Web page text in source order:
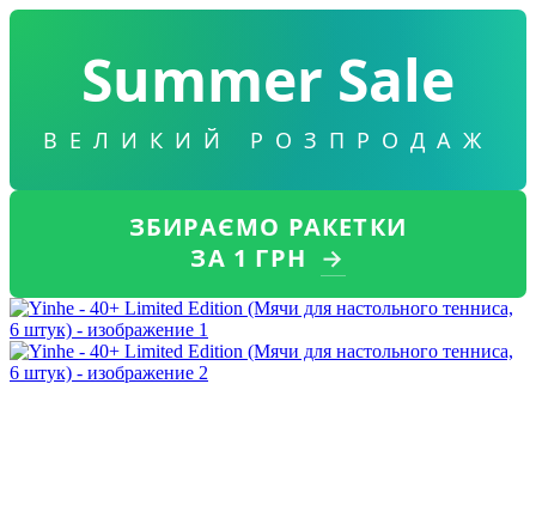
Summer Sale
ВЕЛИКИЙ РОЗПРОДАЖ
ЗБИРАЄМО РАКЕТКИ
ЗА 1 ГРН →